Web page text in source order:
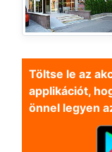
Töltse le az
applikációt,
önnel legyen